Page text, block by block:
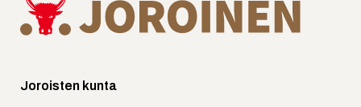
Joroisten kunta